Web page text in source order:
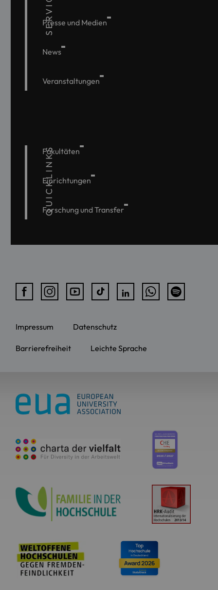
SERVICE
Presse und Medien
News
Veranstaltungen
QUICKLINKS
Fakultäten
Einrichtungen
Forschung und Transfer
Impressum Datenschutz
Barrierefreiheit Leichte Sprache